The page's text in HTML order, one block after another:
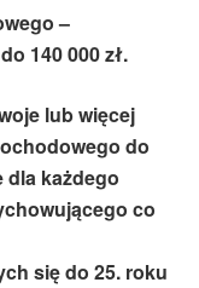
–
140 000 zł.
lub więcej
do
dla każdego
co
się do 25. roku